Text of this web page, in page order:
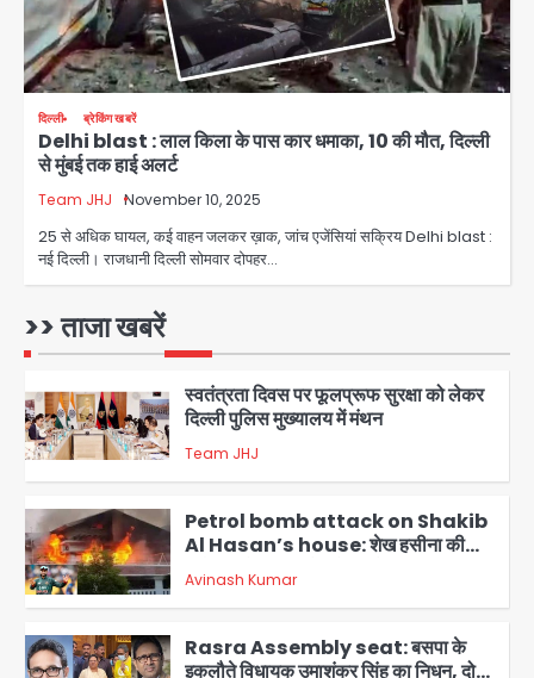
दिल्ली ब्रेकिंग खबरें
Delhi blast : लाल किला के पास कार धमाका, 10 की मौत, दिल्ली
से मुंबई तक हाई अलर्ट
Team JHJ November 10, 2025
25 से अधिक घायल, कई वाहन जलकर ख़ाक, जांच एजेंसियां सक्रिय Delhi blast :
नई दिल्ली। राजधानी दिल्ली सोमवार दोपहर…
>> ताजा खबरें
4
Rasra Assembly seat: बसपा के
इकलौते विधायक उमाशंकर सिंह का निधन, दो
साल से कैंसर से जूझ रहे थे
Avinash Kumar
डीएम अस्मिता लाल ने गोद में उठाकर दिया
Team JHJ
1
आॅपरेशन विस्टा 1.0: वीजा शर्तों का उल्लंघन
करने वाले 11 बांग्लादेशी नागरिक सेंट्रल जिला
2
स्वतंत्रता दिवस पर फूलप्रूफ सुरक्षा को लेकर
दिल्ली पुलिस मुख्यालय में मंथन
Team JHJ
3
Petrol bomb attack on Shakib
Al Hasan’s house: शेख हसीना की
वर्चुअल प्रेस कॉन्फ्रेंस में जुड़ने पर भड़का
गुस्सा, शाकिब अल हसन के मगुरा स्थित घर पर
पेट्रोल बम से हमला
Avinash Kumar
Rasra Assembly seat: बसपा के
इकलौते विधायक उमाशंकर सिंह का निधन, दो